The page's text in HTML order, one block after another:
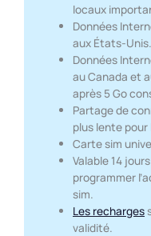
locaux
Données
aux États-Unis.
Données
au Canada et
après 5 Go
Partage de
plus lente
Carte sim
Valable 14
programmer
sim.
Les recharges
validité.